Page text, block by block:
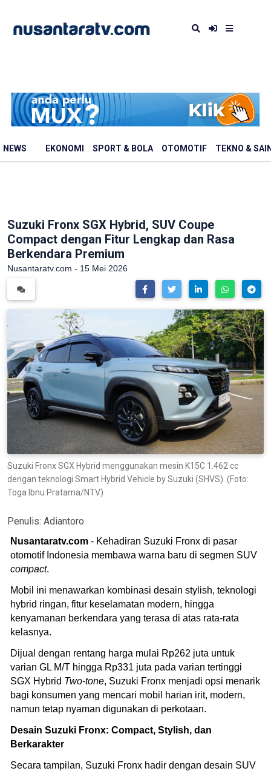
NEWS EKONOMI SPORT & BOLA OTOMOTIF TEKNO &
Suzuki Fronx SGX Hybrid, SUV Coupe
Compact dengan Fitur Lengkap dan Rasa
Berkendara Premium
Nusantaratv.com - 15 Mei 2026
Suzuki Fronx SGX Hybrid menggunakan mesin K15C 1.462 cc
dengan teknologi Smart Hybrid Vehicle by Suzuki (SHVS). (Foto:
Toga Ibnu Pratama/NTV)
Penulis: Adiantoro
Nusantaratv.com - Kehadiran Suzuki Fronx di pasar
otomotif Indonesia membawa warna baru di segmen SUV
compact.
Mobil ini menawarkan kombinasi desain stylish, teknologi
hybrid ringan, fitur keselamatan modern, hingga
kenyamanan berkendara yang terasa di atas rata-rata
kelasnya.
Dijual dengan rentang harga mulai Rp262 juta untuk
varian GL M/T hingga Rp331 juta pada varian tertinggi
SGX Hybrid Two-tone, Suzuki Fronx menjadi opsi menarik
bagi konsumen yang mencari mobil harian irit, modern,
namun tetap nyaman digunakan di perkotaan.
Desain Suzuki Fronx: Compact, Stylish, dan
Berkarakter
Secara tampilan, Suzuki Fronx hadir dengan desain SUV